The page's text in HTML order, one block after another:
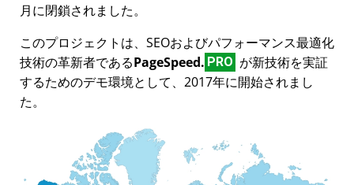
月に閉鎖されました。
このプロジェクトは、SEOおよびパフォーマンス最適化
技術の革新者であるPageSpeed. PRO が新技術を実証
するためのデモ環境として、2017年に開始されまし
た。